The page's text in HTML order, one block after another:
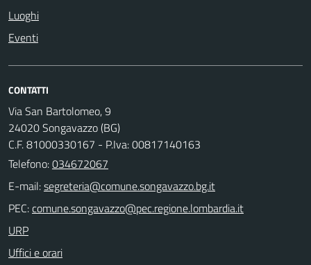
Luoghi
Eventi
CONTATTI
Via San Bartolomeo, 9
24020 Songavazzo (BG)
C.F. 81000330167 - P.Iva: 00817140163
Telefono:034672067
E-mail:
PEC:
URP
Uffici e orari